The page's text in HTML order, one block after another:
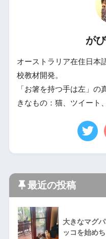
が
オーストラリア在住日本
校教材開発。
「お箸を持つ手は左」
きなもの：猫、ツイート
最近の投稿
大きなマグ
ッコを始め